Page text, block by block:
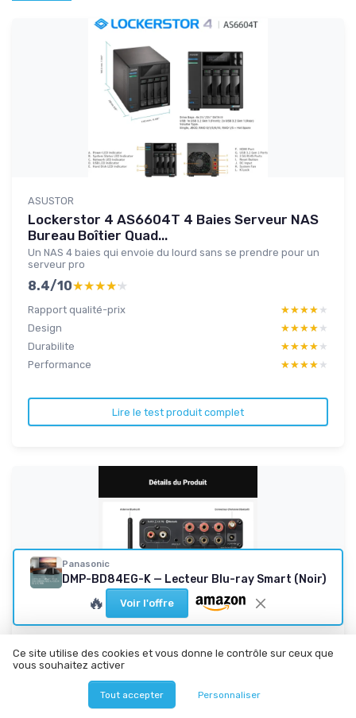
ASUSTOR
Lockerstor 4 AS6604T 4 Baies Serveur NAS
Bureau Boîtier Quad...
Un NAS 4 baies qui envoie du lourd sans se prendre pour un
serveur pro
8.4/10★★★★★
★★★★★
Rapport qualité-prix ★★★★★
★★★★★
Design
★★★★★
★★★★★
Durabilite
★★★★★
★★★★★
Performance
★★★★★
★★★★★
Lire le test produit complet
FOSI AUDIO
BT30D Pro Mini Amplificateur Bluetooth Hi-FI
avec TPA3255, 1...
Le petit ampli 2.1 qui envoie bien pour le prix
Panasonic
DMP-BD84EG-K — Lecteur Blu-ray Smart (Noir)
🔥 Voir l'offre
Ce site utilise des cookies et vous donne le contrôle sur ceux que
vous souhaitez activer
Tout accepter Personnaliser